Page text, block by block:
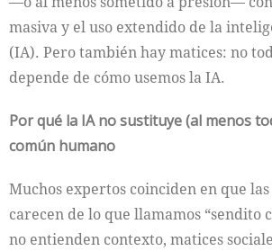
masiva y el uso extendido de la
(IA). Pero también hay matices: no
depende de cómo usemos la IA.
Por qué la IA no sustituye (al menos
común humano
Muchos expertos coinciden en que
carecen de lo que llamamos “sendito
no entienden contexto, matices